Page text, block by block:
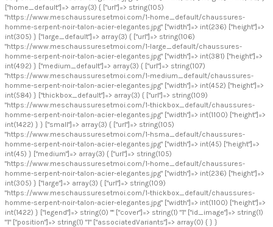
["home_default"]=> array(3) { ["url"]=> string(105)
"https://www.meschaussuresetmoi.com/1-home_default/chaussures-
homme-serpent-noir-talon-acier-elegantes.jpg" ["width"]=> int(236) ["height"]=>
int(305) } ["large_default"]=> array(3) { ["url"]=> string(106)
"https://www.meschaussuresetmoi.com/1-large_default/chaussures-
homme-serpent-noir-talon-acier-elegantes.jpg" ["width"]=> int(381) ["height"]=>
int(492) } ["medium_default"]=> array(3) { ["url"]=> string(107)
"https://www.meschaussuresetmoi.com/1-medium_default/chaussures-
homme-serpent-noir-talon-acier-elegantes.jpg" ["width"]=> int(452) ["height"]=>
int(584) } ["thickbox_default"]=> array(3) { ["url"]=> string(109)
"https://www.meschaussuresetmoi.com/1-thickbox_default/chaussures-
homme-serpent-noir-talon-acier-elegantes.jpg" ["width"]=> int(1100) ["height"]=>
int(1422) } } ["small"]=> array(3) { ["url"]=> string(105)
"https://www.meschaussuresetmoi.com/1-hsma_default/chaussures-
homme-serpent-noir-talon-acier-elegantes.jpg" ["width"]=> int(45) ["height"]=>
int(45) } ["medium"]=> array(3) { ["url"]=> string(105)
"https://www.meschaussuresetmoi.com/1-home_default/chaussures-
homme-serpent-noir-talon-acier-elegantes.jpg" ["width"]=> int(236) ["height"]=>
int(305) } ["large"]=> array(3) { ["url"]=> string(109)
"https://www.meschaussuresetmoi.com/1-thickbox_default/chaussures-
homme-serpent-noir-talon-acier-elegantes.jpg" ["width"]=> int(1100) ["height"]=>
int(1422) } ["legend"]=> string(0) "" ["cover"]=> string(1) "1" ["id_image"]=> string(1)
"1" ["position"]=> string(1) "1" ["associatedVariants"]=> array(0) { } }